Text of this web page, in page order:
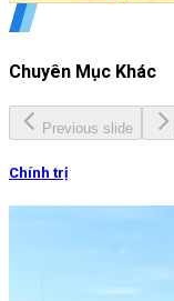
Chuyên Mục Khác
Previous slide
Chính trị